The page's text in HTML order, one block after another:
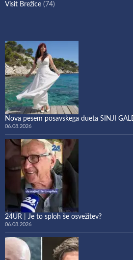
Visit Brežice (74)
Nova pesem posavskega dueta SINJI
06.08.2026
24UR | Je to sploh še osvežitev?
06.08.2026